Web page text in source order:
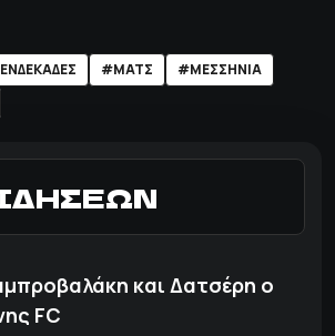
#ΜΑΤΣ
#ΜΕΣΣΗΝΙΑ
και Δατσέρη ο
FC